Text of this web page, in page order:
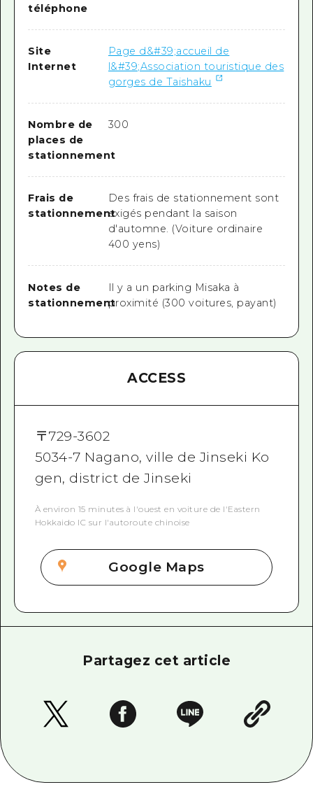
téléphone
Site
Internet
Page d&#39;accueil de
l&#39;Association touristique des
gorges de Taishaku
Nombre de
places de
stationnement
300
Frais de
stationnement
Des frais de stationnement sont
exigés pendant la saison
d'automne. (Voiture ordinaire
400 yens)
Notes de
stationnement
Il y a un parking Misaka à
proximité (300 voitures, payant)
ACCESS
〒729-3602
5034-7 Nagano, ville de Jinseki Ko
gen, district de Jinseki
À environ 15 minutes à l'ouest en voiture de l'Eastern
Hokkaido IC sur l'autoroute chinoise
Google Maps
Partagez cet article